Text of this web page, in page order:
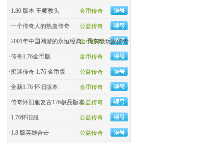
金币传奇
·1.80 版本 王师教头
公益传奇
·一个传奇人的热血传奇
金币传奇
·2001年中国网游的永恒经典，骨灰级玩家的青春回忆杀！
金币传奇
·传奇1.76金币版
公益传奇
·痴迷传奇 1.76 金币版
金币传奇
·全新1.76 怀旧版本
公益传奇
·传奇怀旧服复古176极品版本
公益传奇
·1.76怀旧服
公益传奇
·1.8 版英雄合击